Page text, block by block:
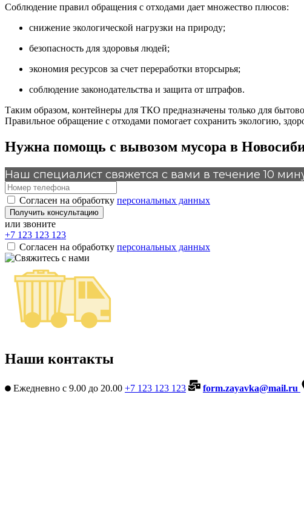
Соблюдение правил обращения с отходами дает множество плюсов:
снижение экологической нагрузки на природу;
безопасность для здоровья людей;
экономия ресурсов за счет переработки вторсырья;
соблюдение законодательства и защита от штрафов.
Таким образом, контейнеры для ТКО предназначены только для
Правильное обращение с отходами помогает сохранить экологию,
Нужна помощь с вывозом мусора в
Наш специалист свяжется с вами в течение 10
Cогласен на обработку персональных данных
Получить консультацию
или звоните
+7 123 123 123
Cогласен на обработку персональных данных
Наши контакты
Ежедневно с 9.00 до 20.00 +7 123 123 123 form.zayavka@mail.ru